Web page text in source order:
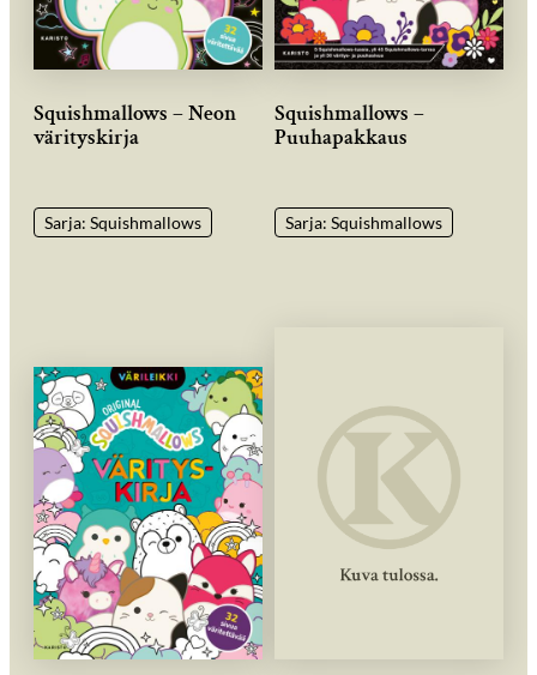
Squishmallows – Neon
värityskirja
Sarja: Squishmallows
Squishmallows –
Puuhapakkaus
Sarja: Squishmallows